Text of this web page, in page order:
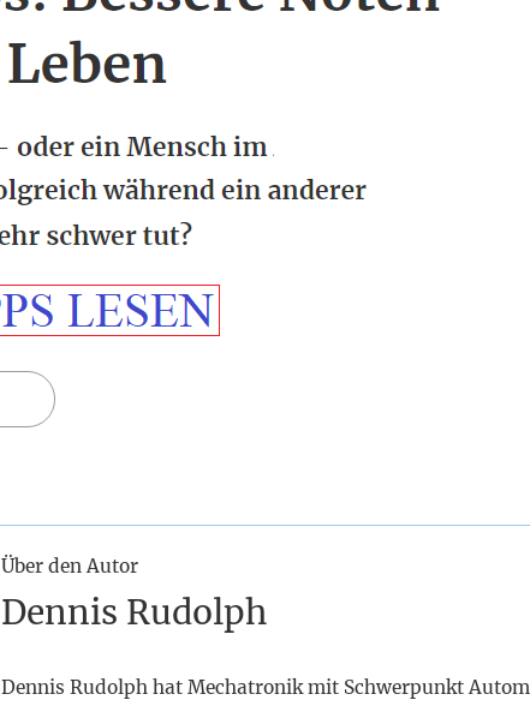
Über den Autor
Dennis Rudolph
Dennis Rudolph hat Mechatronik mit Schwerpunkt